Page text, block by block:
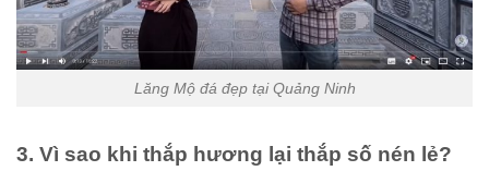
Lăng Mộ đá đẹp tại Quảng Ninh
3. Vì sao khi thắp hương lại thắp số nén lẻ?